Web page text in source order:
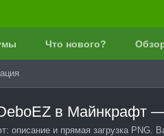
Что нового?
в Майнкрафт
описание и прямая загрузка PNG.